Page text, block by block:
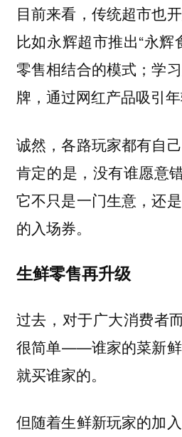
目前来看，传统超市也
比如永辉超市推出“永辉
零售相结合的模式；学
牌，通过网红产品吸引年
诚然，各路玩家都有自
肯定的是，没有谁愿意
它不只是一门生意，还
的入场券。
生鲜零售再升级
过去，对于广大消费者
很简单——谁家的菜新
就买谁家的。
但随着生鲜新玩家的加